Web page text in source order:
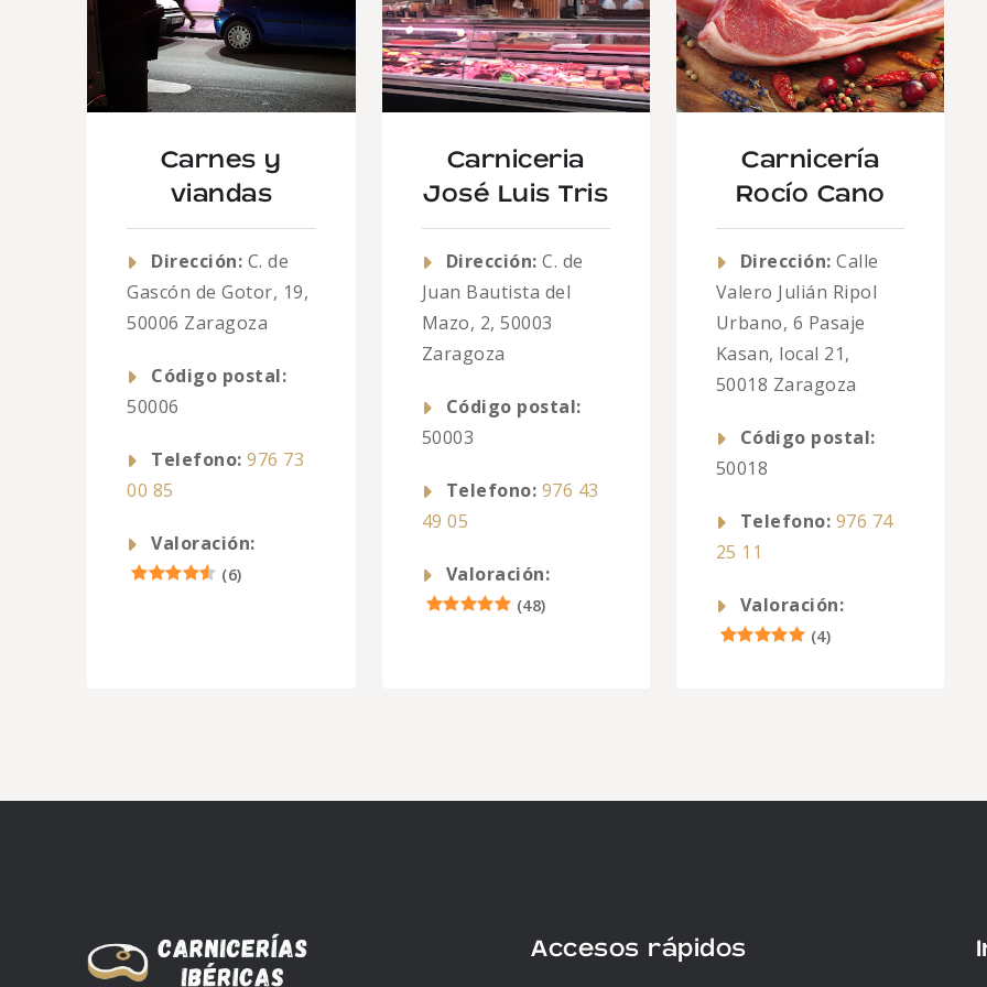
Carnes y
viandas
Dirección: C. de
Gascón de Gotor, 19,
50006 Zaragoza
Código postal:
50006
Telefono: 976 73
00 85
Valoración:
(6)
Carniceria
José Luis Tris
Dirección: C. de
Juan Bautista del
Mazo, 2, 50003
Zaragoza
Código postal:
50003
Telefono: 976 43
49 05
Valoración:
(48)
Carnicería
Rocío Cano
Dirección: Calle
Valero Julián Ripol
Urbano, 6 Pasaje
Kasan, local 21,
50018 Zaragoza
Código postal:
50018
Telefono: 976 74
25 11
Valoración:
(4)
Accesos rápidos